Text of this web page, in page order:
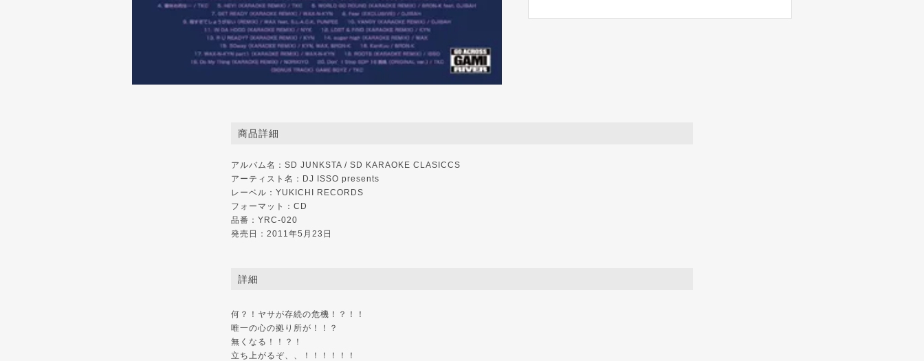
商品詳細
アルバム名：SD JUNKSTA / SD KARAOKE CLASICCS
アーティスト名：DJ ISSO presents
レーベル： YUKICHI RECORDS
フォーマット：CD
品番：YRC-020
発売日：2011年5月23日
詳細
何？！ヤサが存続の危機！？！！
唯一の心の拠り所が！！？
無くなる！！？！
立ち上がるぞ、、！！！！！！